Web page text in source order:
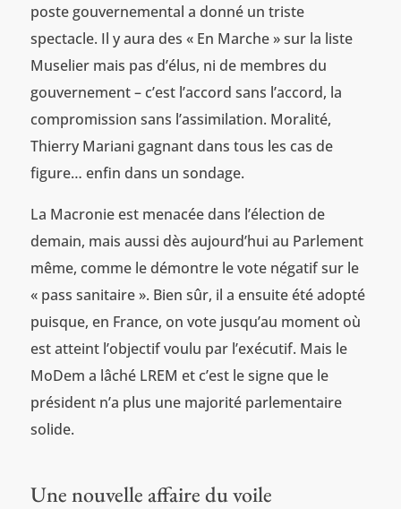
poste gouvernemental a donné un triste
spectacle. Il y aura des « En Marche » sur la liste
Muselier mais pas d’élus, ni de membres du
gouvernement – c’est l’accord sans l’accord, la
compromission sans l’assimilation. Moralité,
Thierry Mariani gagnant dans tous les cas de
figure… enfin dans un sondage.
La Macronie est menacée dans l’élection de
demain, mais aussi dès aujourd’hui au Parlement
même, comme le démontre le vote négatif sur le
« pass sanitaire ». Bien sûr, il a ensuite été adopté
puisque, en France, on vote jusqu’au moment où
est atteint l’objectif voulu par l’exécutif. Mais le
MoDem a lâché LREM et c’est le signe que le
président n’a plus une majorité parlementaire
solide.
Une nouvelle affaire du voile